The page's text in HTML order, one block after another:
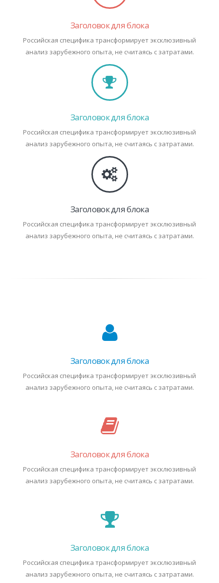
Заголовок для блока
Российская специфика трансформирует эксклюзивный
анализ зарубежного опыта, не считаясь с затратами.
Заголовок для блока
Российская специфика трансформирует эксклюзивный
анализ зарубежного опыта, не считаясь с затратами.
Заголовок для блока
Российская специфика трансформирует эксклюзивный
анализ зарубежного опыта, не считаясь с затратами.
Заголовок для блока
Российская специфика трансформирует эксклюзивный
анализ зарубежного опыта, не считаясь с затратами.
Заголовок для блока
Российская специфика трансформирует эксклюзивный
анализ зарубежного опыта, не считаясь с затратами.
Заголовок для блока
Российская специфика трансформирует эксклюзивный
анализ зарубежного опыта, не считаясь с затратами.